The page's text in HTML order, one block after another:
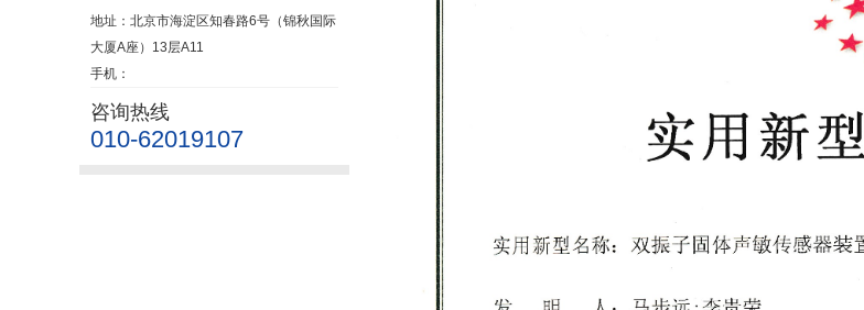
地址：北京市海淀区知春路6号（锦秋国际
大厦A座）13层A11
手机：
咨询热线
010-62019107